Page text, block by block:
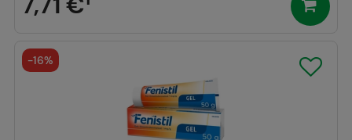
-16%